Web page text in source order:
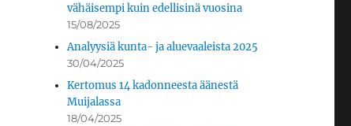
vähäisempi kuin edellisinä vuosina
15/08/2025
Analyysiä kunta- ja aluevaaleista 2025
30/04/2025
Kertomus 14 kadonneesta äänestä
Muijalassa
18/04/2025